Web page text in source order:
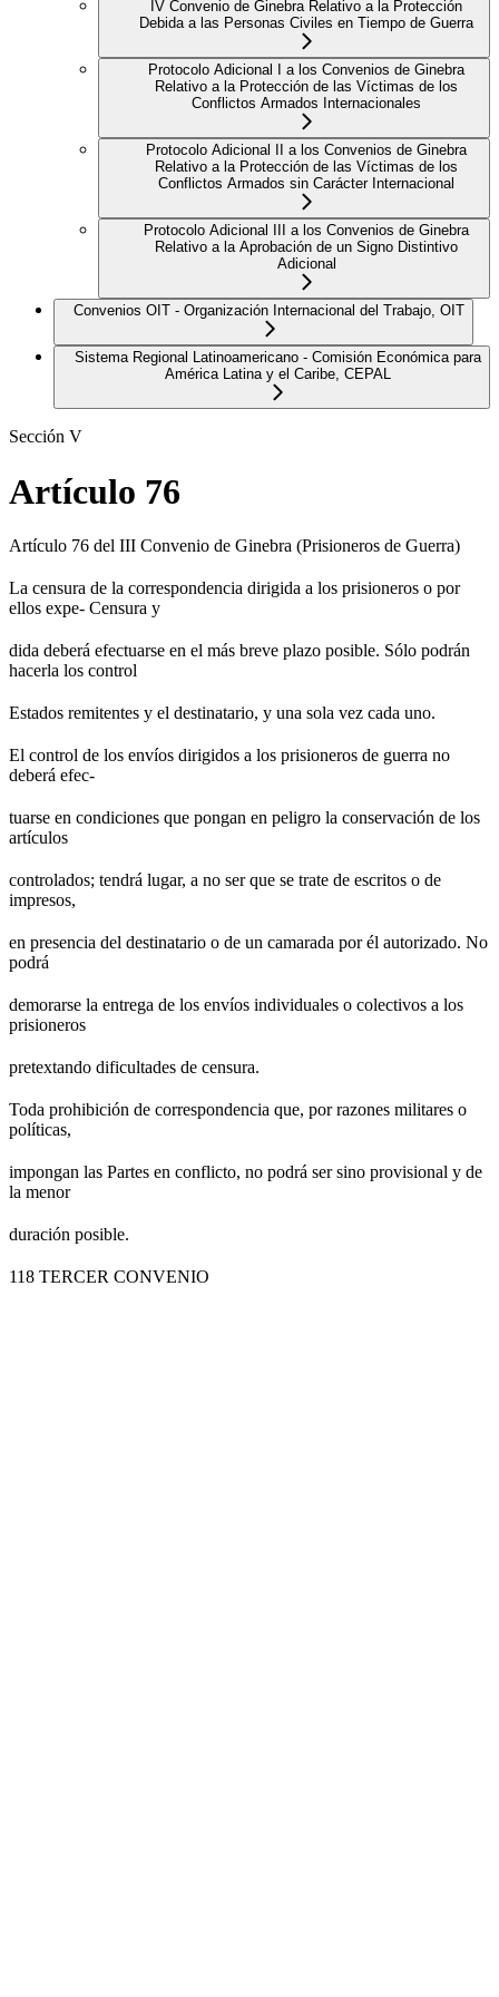
IV Convenio de Ginebra Relativo a la Protección
Debida a las Personas Civiles en Tiempo de Guerra
Protocolo Adicional I a los Convenios de Ginebra
Relativo a la Protección de las Víctimas de los
Conflictos Armados Internacionales
Protocolo Adicional II a los Convenios de Ginebra
Relativo a la Protección de las Víctimas de los
Conflictos Armados sin Carácter Internacional
Protocolo Adicional III a los Convenios de Ginebra
Relativo a la Aprobación de un Signo Distintivo
Adicional
Convenios OIT - Organización Internacional del Trabajo, OIT
Sistema Regional Latinoamericano - Comisión Económica para
América Latina y el Caribe, CEPAL
Sección V
Artículo 76
Artículo 76 del III Convenio de Ginebra (Prisioneros de Guerra)
La censura de la correspondencia dirigida a los prisioneros o por
ellos expe- Censura y
dida deberá efectuarse en el más breve plazo posible. Sólo podrán
hacerla los control
Estados remitentes y el destinatario, y una sola vez cada uno.
El control de los envíos dirigidos a los prisioneros de guerra no
deberá efec-
tuarse en condiciones que pongan en peligro la conservación de los
artículos
controlados; tendrá lugar, a no ser que se trate de escritos o de
impresos,
en presencia del destinatario o de un camarada por él autorizado. No
podrá
demorarse la entrega de los envíos individuales o colectivos a los
prisioneros
pretextando dificultades de censura.
Toda prohibición de correspondencia que, por razones militares o
políticas,
impongan las Partes en conflicto, no podrá ser sino provisional y de
la menor
duración posible.
118 TERCER CONVENIO